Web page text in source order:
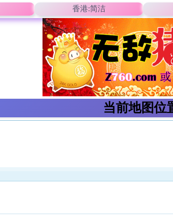
香港:简洁
当前地图位